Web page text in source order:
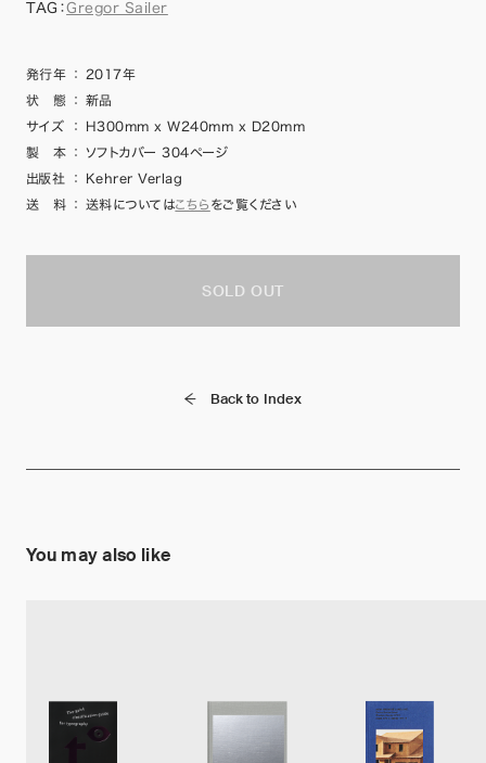
TAG：Gregor Sailer
発行年 ：
2017年
状 態
：
新品
サイズ
：
H300mm x W240mm x D20mm
製 本
：
ソフトカバー 304ページ
出版社
：
Kehrer Verlag
送 料
： 送料についてはこちら をご覧ください
SOLD OUT
Back to Index
You may also like